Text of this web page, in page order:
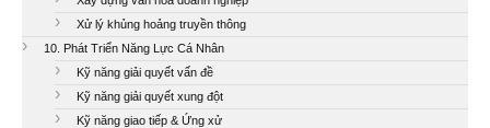
Xử lý khủng hoảng truyền thông
10. Phát Triển Năng Lực Cá Nhân
Kỹ năng giải quyết vấn đề
Kỹ năng giải quyết xung đột
Kỹ năng giao tiếp & Ứng xử